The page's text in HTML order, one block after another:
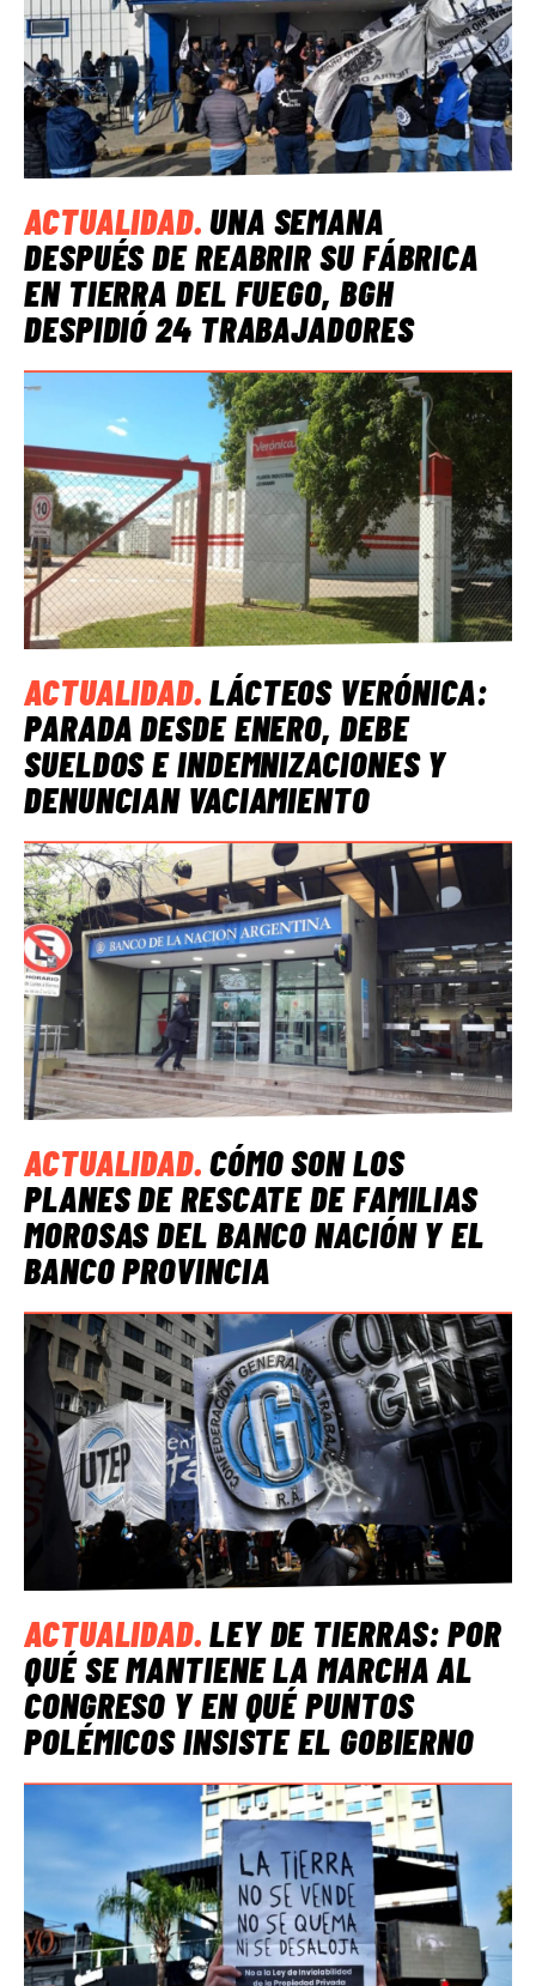
ACTUALIDAD.UNA SEMANA
DESPUÉS DE REABRIR SU FÁBRICA
EN TIERRA DEL FUEGO, BGH
DESPIDIÓ 24 TRABAJADORES
ACTUALIDAD.LÁCTEOS VERÓNICA:
PARADA DESDE ENERO, DEBE
SUELDOS E INDEMNIZACIONES Y
DENUNCIAN VACIAMIENTO
ACTUALIDAD.CÓMO SON LOS
PLANES DE RESCATE DE FAMILIAS
MOROSAS DEL BANCO NACIÓN Y EL
BANCO PROVINCIA
ACTUALIDAD.LEY DE TIERRAS: POR
QUÉ SE MANTIENE LA MARCHA AL
CONGRESO Y EN QUÉ PUNTOS
POLÉMICOS INSISTE EL GOBIERNO